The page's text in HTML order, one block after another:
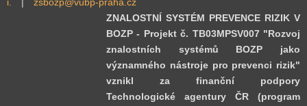
ZNALOSTNÍ SYSTÉM PREVENCE RIZIK V
BOZP - Projekt č. TB03MPSV007 "Rozvoj
znalostních systémů BOZP jako
významného nástroje pro prevenci rizik"
vznikl za finanční podpory
Technologické agentury ČR (program